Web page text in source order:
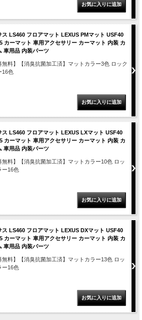
ス LS460 フロアマット LEXUS PMマット USF40
カーマット 車用アクセサリー カーマット 内装 カ
車用品 内装パーツ
無料】【消臭抗菌加工済】マットカラー3色 ロック
16色
ス LS460 フロアマット LEXUS LXマット USF40
カーマット 車用アクセサリー カーマット 内装 カ
車用品 内装パーツ
無料】【消臭抗菌加工済】マットカラー10色 ロッ
ー16色
ス LS460 フロアマット LEXUS DXマット USF40
カーマット 車用アクセサリー カーマット 内装 カ
車用品 内装パーツ
無料】【消臭抗菌加工済】マットカラー13色 ロッ
ー16色